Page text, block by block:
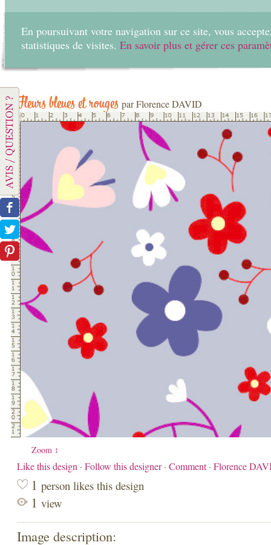
En poursuivant votre navigation sur ce site, vous
statistiques de visites. En savoir plus et gérer ces
Fleurs bleues et rouges par Florence DAVID
Zoom ↕
Like this design · Follow this designer· Comment· Florence
1 person likes this design
1 view
Image description: